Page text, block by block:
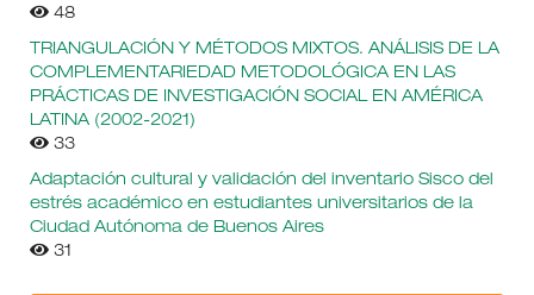
48
TRIANGULACIÓN Y MÉTODOS MIXTOS. ANÁLISIS DE LA
COMPLEMENTARIEDAD METODOLÓGICA EN LAS
PRÁCTICAS DE INVESTIGACIÓN SOCIAL EN AMÉRICA
LATINA (2002-2021)
33
Adaptación cultural y validación del inventario Sisco del
estrés académico en estudiantes universitarios de la
Ciudad Autónoma de Buenos Aires
31